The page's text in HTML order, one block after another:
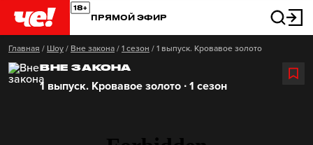
ПРЯМОЙ ЭФИР
Главная / Шоу / Вне закона / 1 сезон / 1 выпуск. Кровавое золото
ВНЕ ЗАКОНА
1 выпуск. Кровавое золото ∙ 1 сезон